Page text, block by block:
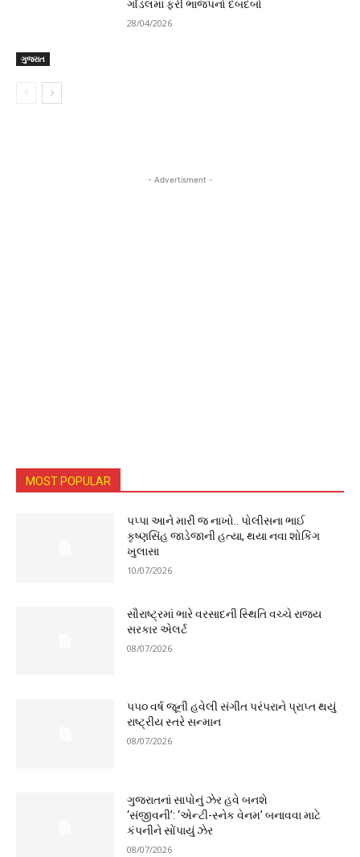
ગુજરાત
ગોંડલમાં ફરી ભાજપનો દબદબો
28/04/2026
- Advertisment -
MOST POPULAR
પપ્પા આને મારી જ નાખો.. પોલીસના ભાઈ
કૃષ્ણસિંહ જાડેજાની હત્યા, થયા નવા શોકિંગ
ખુલાસા
10/07/2026
સૌરાષ્ટ્રમાં ભારે વરસાદની સ્થિતિ વચ્ચે રાજ્ય
સરકાર એલર્ટ
08/07/2026
૫૫૦ વર્ષ જૂની હવેલી સંગીત પરંપરાને પ્રાપ્ત થયું
રાષ્ટ્રીય સ્તરે સન્માન
08/07/2026
ગુજરાતનાં સાપોનું ઝેર હવે બનશે
‘સંજીવની’: ‘એન્ટી-સ્નેક વેનમ’ બનાવવા માટે
કંપનીને સોંપાયું ઝેર
08/07/2026